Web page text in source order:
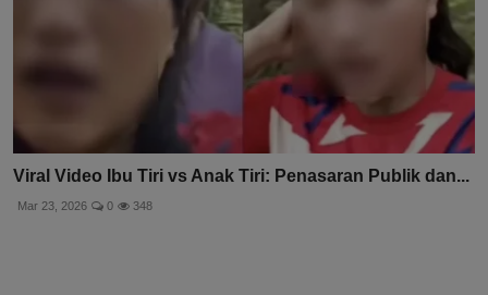
Viral Video Ibu Tiri vs Anak Tiri: Penasaran Publik dan...
Mar 23, 2026 0 348